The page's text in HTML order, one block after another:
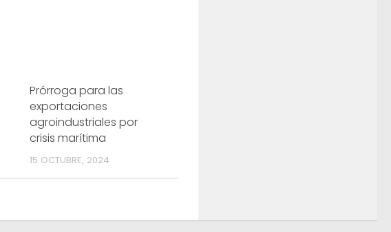
Prórroga para las
exportaciones
agroindustriales por
crisis marítima
15 OCTUBRE, 2024